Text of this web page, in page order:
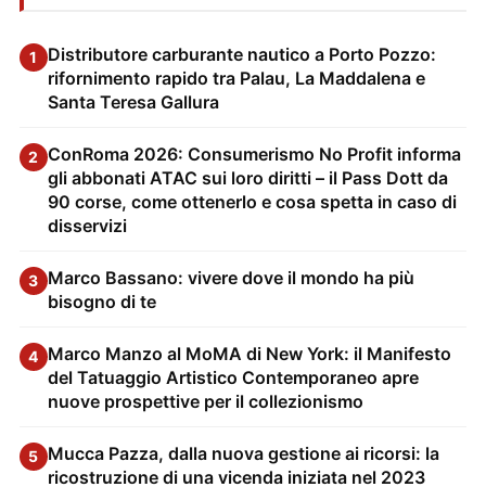
1
Distributore carburante nautico a Porto Pozzo:
rifornimento rapido tra Palau, La Maddalena e
Santa Teresa Gallura
2 ConRoma 2026: Consumerismo No Profit informa
gli abbonati ATAC sui loro diritti – il Pass Dott da
90 corse, come ottenerlo e cosa spetta in caso di
disservizi
3 Marco Bassano: vivere dove il mondo ha più
bisogno di te
4 Marco Manzo al MoMA di New York: il Manifesto
del Tatuaggio Artistico Contemporaneo apre
nuove prospettive per il collezionismo
5 Mucca Pazza, dalla nuova gestione ai ricorsi: la
ricostruzione di una vicenda iniziata nel 2023